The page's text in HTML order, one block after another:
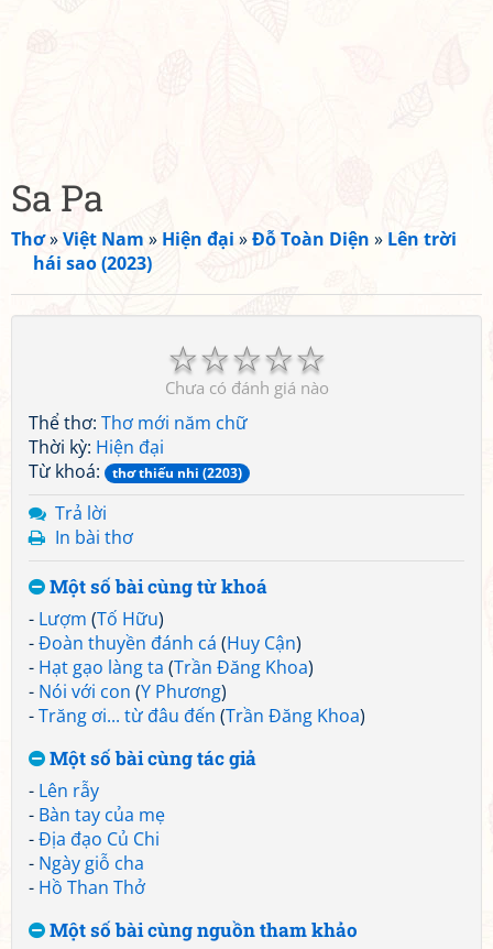
Sa Pa
Thơ»Việt Nam » Hiện đại »Đỗ Toàn Diện » Lên trời
hái sao (2023)
☆
☆
☆
☆
☆
Chưa có đánh giá nào
Thể thơ: Thơ mới năm chữ
Thời kỳ: Hiện đại
Từ khoá:
thơ thiếu nhi (2203)
Trả lời
In bài thơ
Một số bài cùng từ khoá
- Lượm (Tố Hữu)
-Đoàn thuyền đánh cá (Huy Cận)
- Hạt gạo làng ta (Trần Đăng Khoa)
- Nói với con (Y Phương)
-Trăng ơi... từ đâu đến (Trần Đăng Khoa)
Một số bài cùng tác giả
- Lên rẫy
- Bàn tay của mẹ
-Địa đạo Củ Chi
- Ngày giỗ cha
- Hồ Than Thở
Một số bài cùng nguồn tham khảo